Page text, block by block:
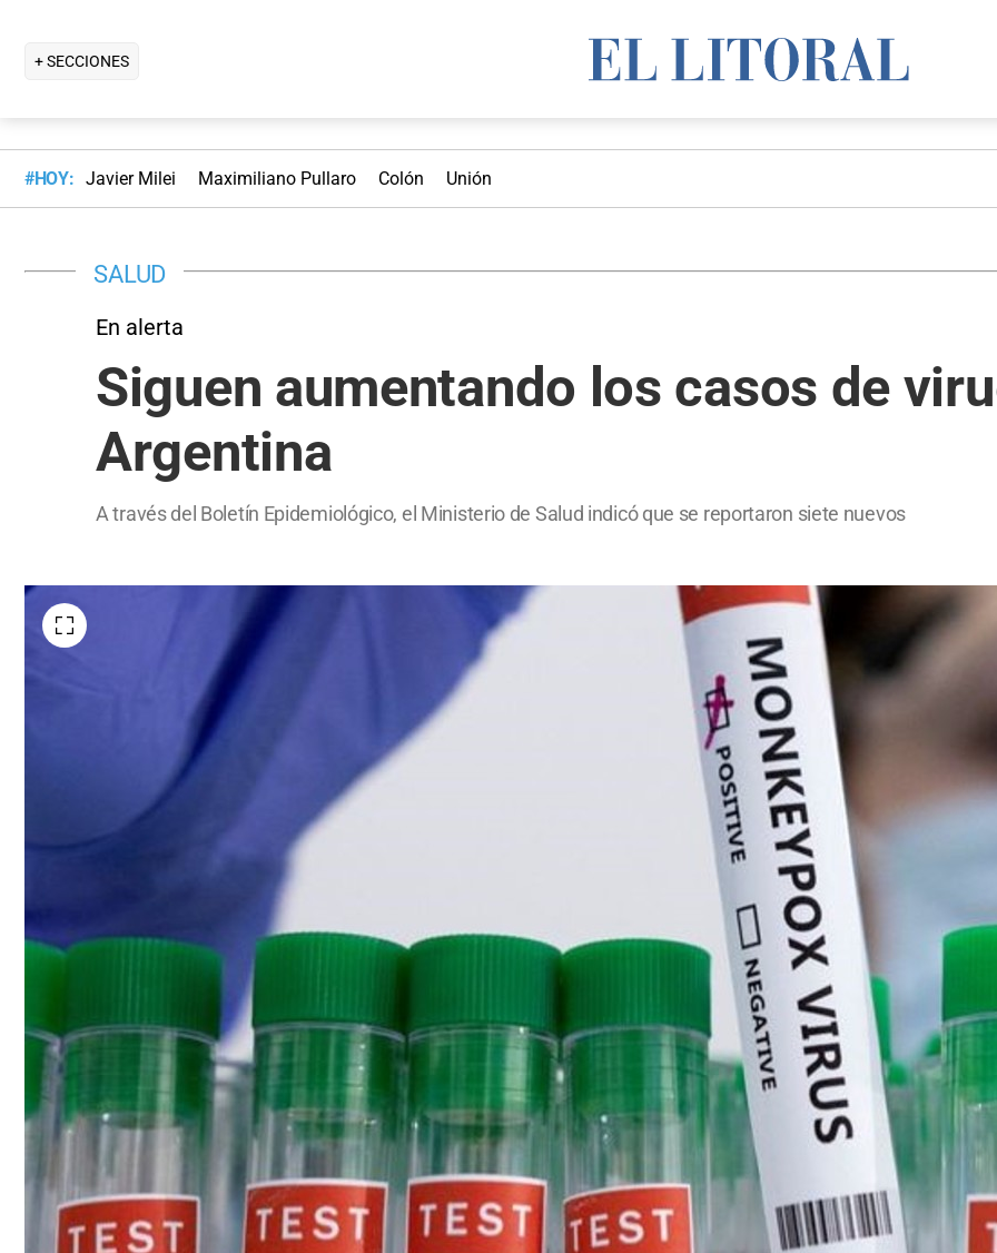
+ SECCIONES
#HOY: Javier Milei Maximiliano Pullaro Colón Unión
SALUD
En alerta
Siguen aumentando los casos de
Argentina
A través del Boletín Epidemiológico, el Ministerio de Salud indicó que se reportaron siete nuevos